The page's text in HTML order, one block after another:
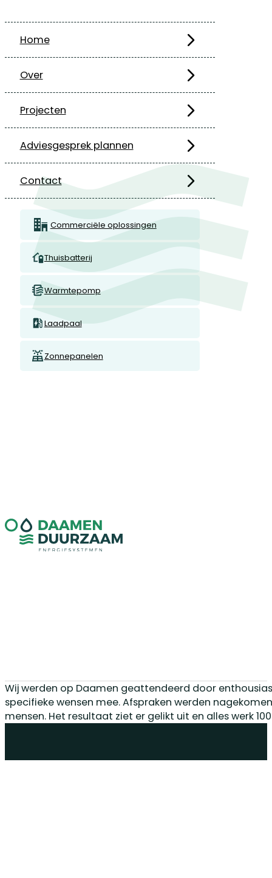
Home
Over
Projecten
Adviesgesprek plannen
Contact
Commerciële oplossingen
Thuisbatterij
Warmtepomp
Laadpaal
Zonnepanelen
Wij werden op Daamen geattendeerd door
specifieke wensen mee. Afspraken werden
mensen. Het resultaat ziet er gelikt uit en alles werk